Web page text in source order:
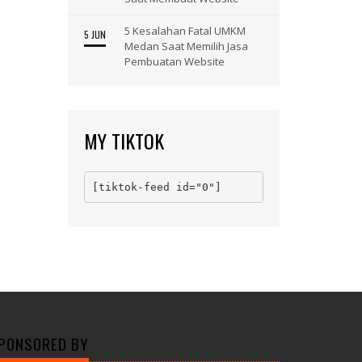
5 JUN
5 Kesalahan Fatal UMKM
Medan Saat Memilih Jasa
Pembuatan Website
MY TIKTOK
[tiktok-feed id="0"]
BY